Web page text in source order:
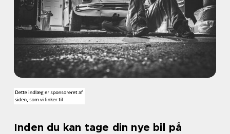
Inden du kan tage din nye bil på